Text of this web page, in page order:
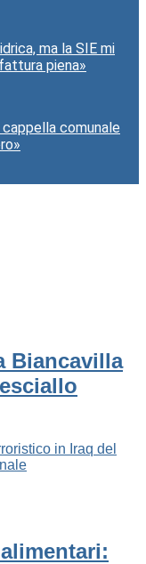
ma la SIE mi
piena»
comunale
Biancavilla
in Iraq del